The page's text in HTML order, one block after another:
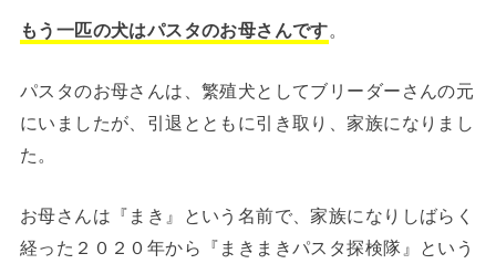
もう一匹の犬はパスタのお母さんです
パスタのお母さんは、繁殖犬としてブリーダーさんの元
にいましたが、引退とともに引き取り、家族になりまし
た。
お母さんは『まき』という名前で、家族になりしばらく
経った２０２０年から『まきまきパスタ探検隊』という